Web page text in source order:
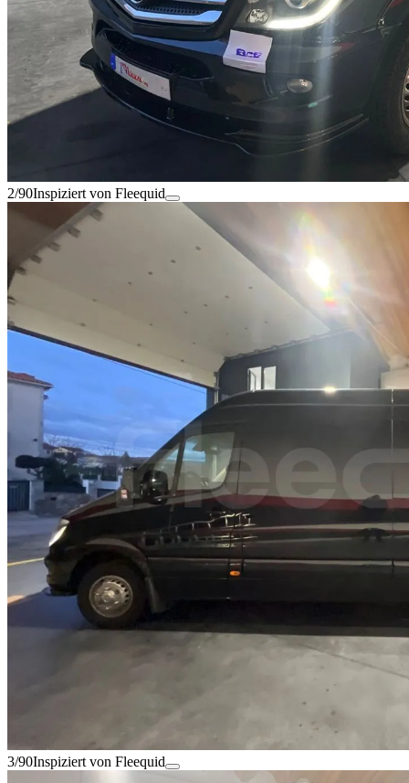
2/90Inspiziert von Fleequid
3/90Inspiziert von Fleequid